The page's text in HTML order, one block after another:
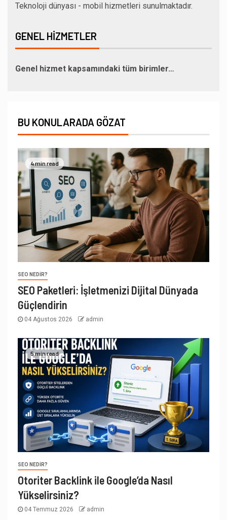
Teknoloji dünyası - mobil hizmetleri sunulmaktadır.
GENEL HIZMETLER
Genel hizmet kapsamındaki tüm birimler…
BU KONULARADA GÖZAT
4 min read
SEO NEDIR?
SEO Paketleri: İşletmenizi Dijital Dünyada
Güçlendirin
04 Ağustos 2026 admin
5 min read
SEO NEDIR?
Otoriter Backlink ile Google’da Nasıl
Yükselirsiniz?
04 Temmuz 2026 admin